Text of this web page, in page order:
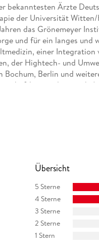
bekanntesten Ärzte
der Universität
das Grönemeyer
und für ein langes und
einer Integration
der Hightech- und
Berlin und
sondern auch
Übersicht
5 Sterne
4 Sterne
3 Sterne
2 Sterne
1 Stern